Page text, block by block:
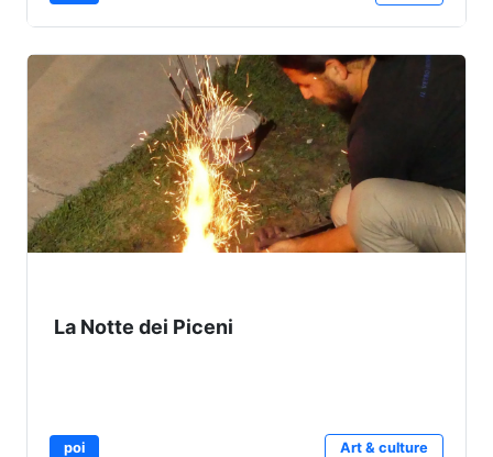
La Notte dei Piceni
poi Art & culture